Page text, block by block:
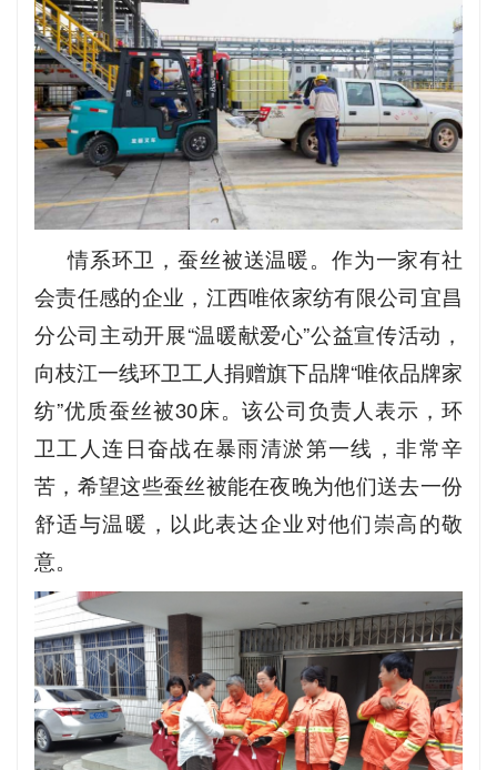
情系环卫，蚕丝被送温暖。作为一家有社
会责任感的企业，江西唯依家纺有限公司宜昌
分公司主动开展“温暖献爱心”公益宣传活动，
向枝江一线环卫工人捐赠旗下品牌“唯依品牌家
纺”优质蚕丝被30床。该公司负责人表示，环
卫工人连日奋战在暴雨清淤第一线，非常辛
苦，希望这些蚕丝被能在夜晚为他们送去一份
舒适与温暖，以此表达企业对他们崇高的敬
意。